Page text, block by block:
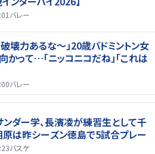
バレー
壊力あるな〜」20歳バドミントン女
かって…「ニッコニコだね」「これは
バレー
ダー学、長濱凌が練習生として千
は昨シーズン徳島で5試合プレー
バスケ